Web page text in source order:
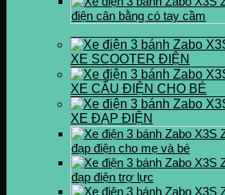
điện cân bằng có tay cầm
XE SCOOTER ĐIỆN
XE CẨU ĐIỆN CHO BÉ
XE ĐẠP ĐIỆN
đạp điện cho mẹ và bé
đạp điện trợ lực